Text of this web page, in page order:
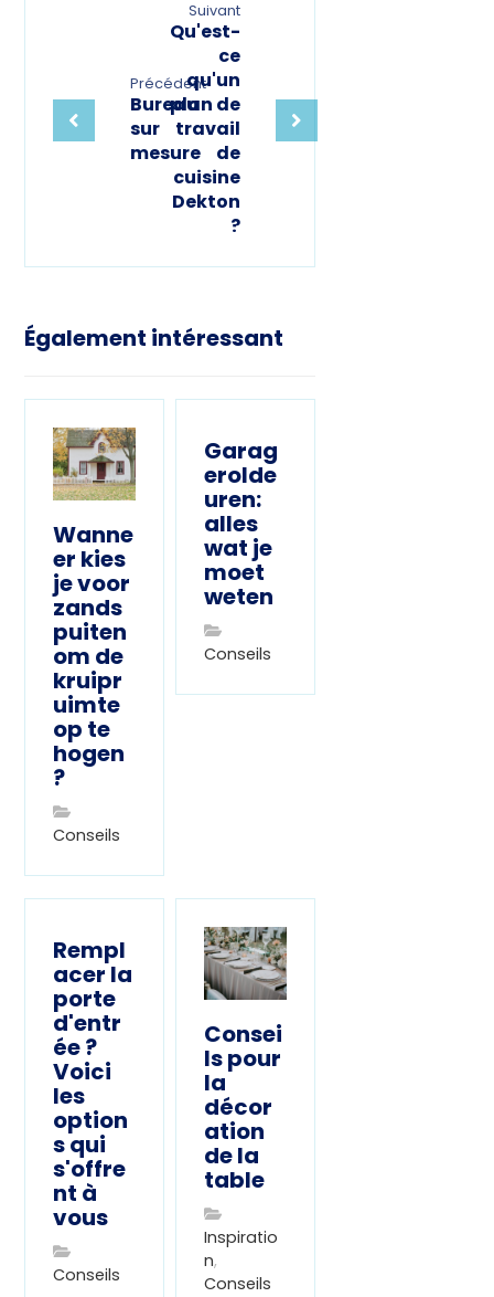
Précédent
Bureau
sur
mesure
Suivant
Qu'est-
ce
qu'un
plan de
travail
de
cuisine
Dekton
?
Également intéressant
Wanne
er kies
je voor
zands
puiten
om de
kruipr
uimte
op te
hogen
?
Conseils
Garag
erolde
uren:
alles
wat je
moet
weten
Conseils
Rempl
acer la
porte
d'entr
ée ?
Voici
les
option
s qui
s'offre
nt à
vous
Conseils
Consei
ls pour
la
décor
ation
de la
table
Inspiratio
n,
Conseils